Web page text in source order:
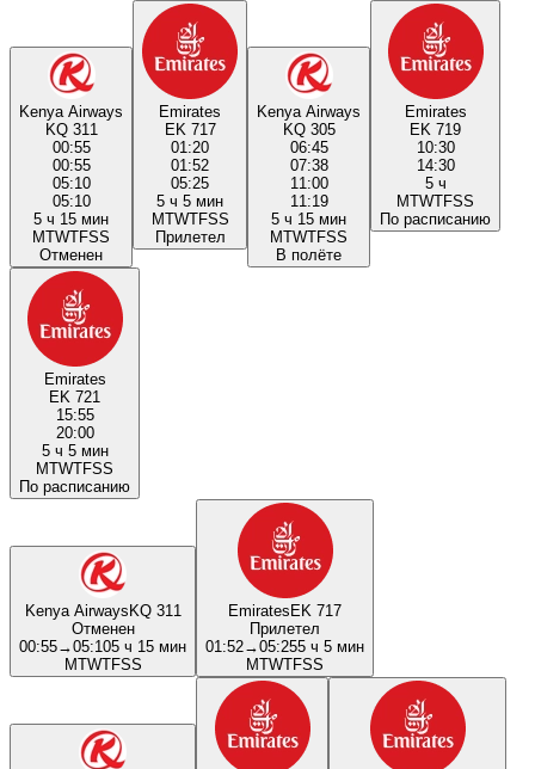
Kenya Airways
KQ 311
00:55
00:55
05:10
05:10
5 ч 15 мин
MTWTFSS
Отменен
Emirates
EK 717
01:20
01:52
05:25
5 ч 5 мин
MTWTFSS
Прилетел
Kenya Airways
KQ 305
06:45
07:38
11:00
11:19
5 ч 15 мин
MTWTFSS
В полёте
Emirates
EK 719
10:30
14:30
5 ч
MTWTFSS
По расписанию
Emirates
EK 721
15:55
20:00
5 ч 5 мин
MTWTFSS
По расписанию
Kenya AirwaysKQ 311
Отменен
00:55→05:105 ч 15 мин
MTWTFSS
EmiratesEK 717
Прилетел
01:52→05:255 ч 5 мин
MTWTFSS